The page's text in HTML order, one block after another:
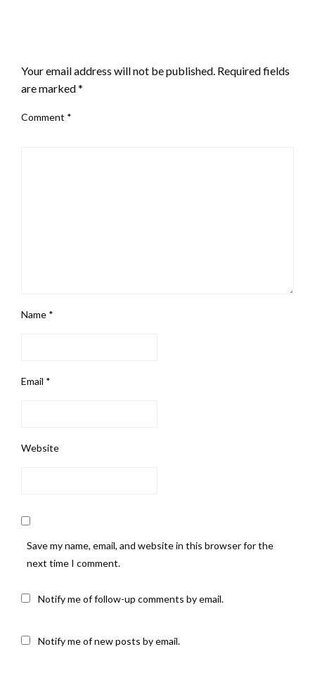
Your email address will not be published. Required fields
are marked*
Comment *
Name *
Email *
Website
Save my name, email, and website in this browser for the
next time I comment.
Notify me of follow-up comments by email.
Notify me of new posts by email.